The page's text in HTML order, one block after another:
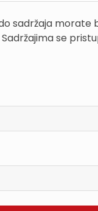
sadržaja morate
Sadržajima se